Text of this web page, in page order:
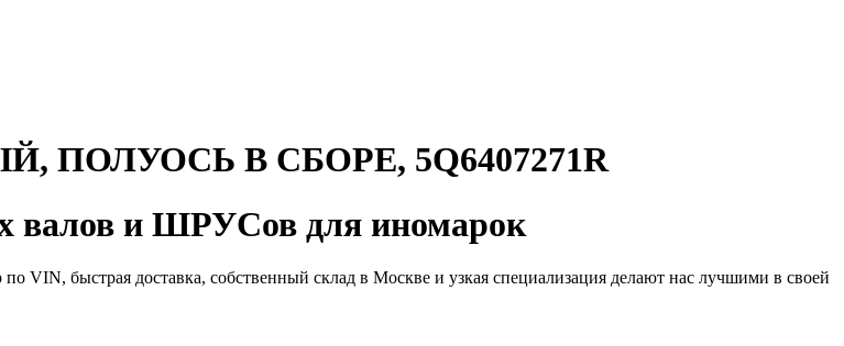
В СБОРЕ, 5Q6407271R
и ШРУСов для иномарок
VIN, быстрая доставка, собственный склад в Москве и узкая специализация делают нас лучшими в своей